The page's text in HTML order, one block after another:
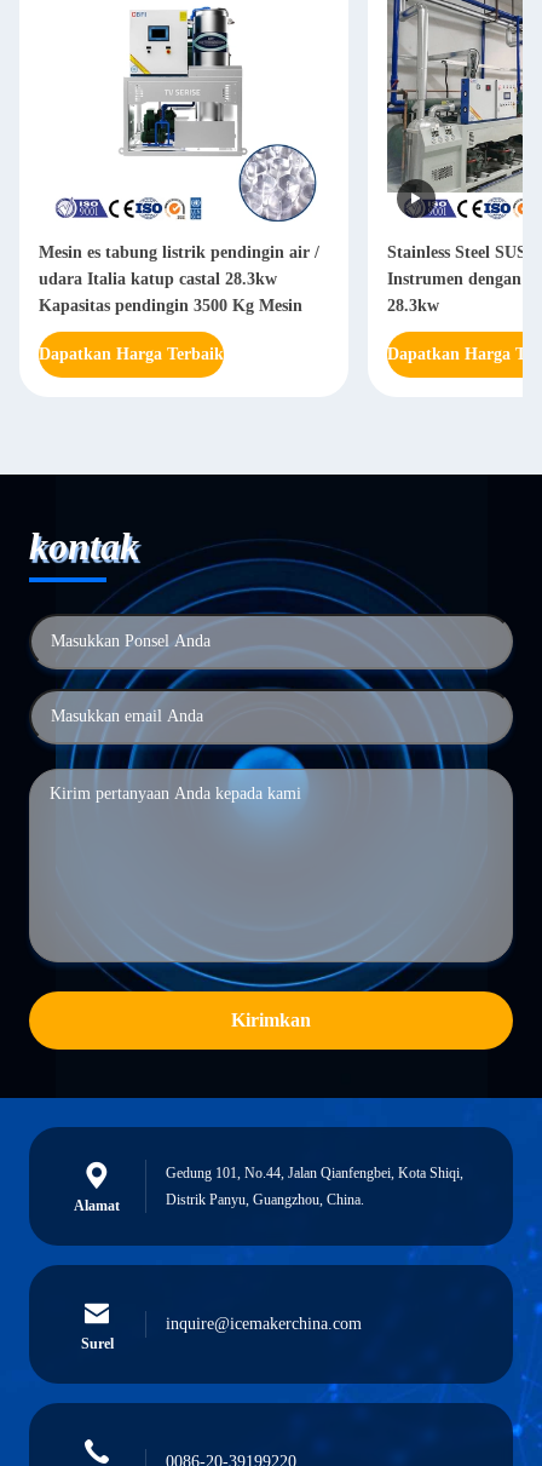
Mesin es tabung listrik pendingin air /
udara Italia katup castal 28.3kw
Kapasitas pendingin 3500 Kg Mesin
Dapatkan Harga Terbaik
Stainless Steel
Instrumen dengan
28.3kw
Dapatkan Harga
kontak
Kirimkan
Alamat
Gedung 101, No.44, Jalan Qianfengbei, Kota Shiqi,
Distrik Panyu, Guangzhou, China.
Surel
inquire@icemakerchina.com
0086-20-39199220